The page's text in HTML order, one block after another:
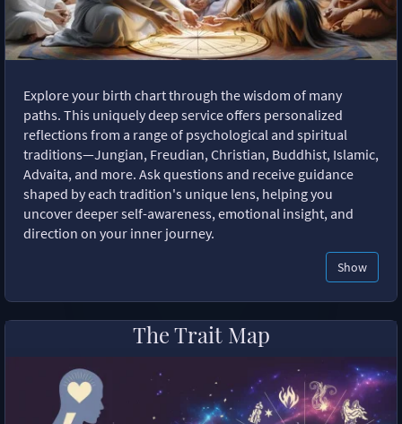
Explore your birth chart through the wisdom of many
paths. This uniquely deep service offers personalized
reflections from a range of psychological and spiritual
traditions—Jungian, Freudian, Christian, Buddhist, Islamic,
Advaita, and more. Ask questions and receive guidance
shaped by each tradition's unique lens, helping you
uncover deeper self-awareness, emotional insight, and
direction on your inner journey.
Show
The Trait Map